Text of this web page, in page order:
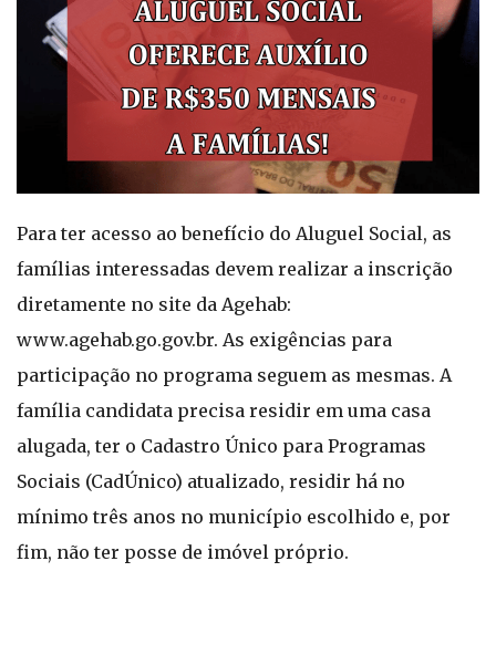
Para ter acesso ao benefício do Aluguel Social, as
famílias interessadas devem realizar a inscrição
diretamente no site da Agehab:
www.agehab.go.gov.br. As exigências para
participação no programa seguem as mesmas. A
família candidata precisa residir em uma casa
alugada, ter o Cadastro Único para Programas
Sociais (CadÚnico) atualizado, residir há no
mínimo três anos no município escolhido e, por
fim, não ter posse de imóvel próprio.